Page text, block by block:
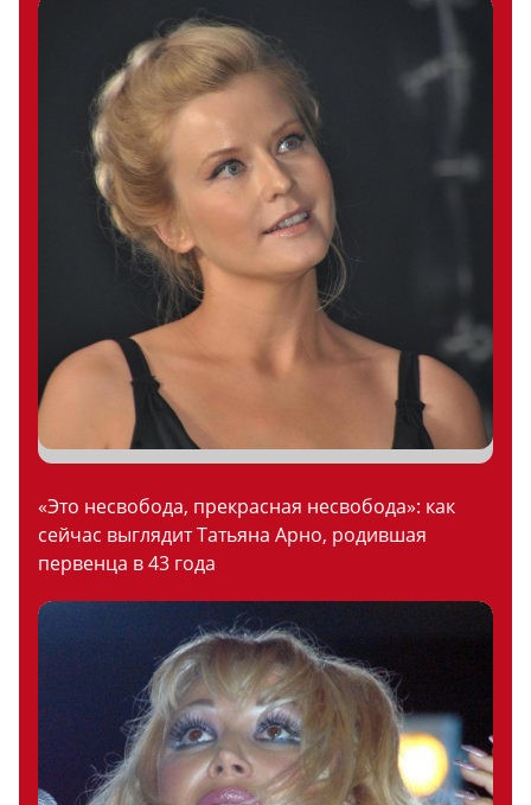
«Это несвобода, прекрасная несвобода»: как
сейчас выглядит Татьяна Арно, родившая
первенца в 43 года